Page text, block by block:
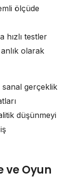
ölçüde
hızlı testler
olarak
gerçeklik
düşünmeyi
ve Oyun